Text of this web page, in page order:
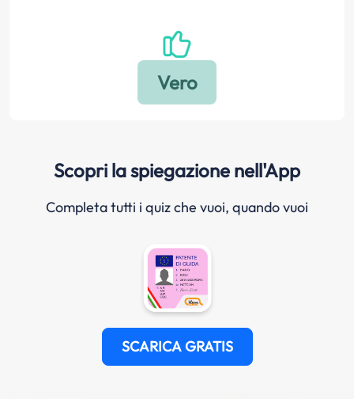
Scopri la spiegazione nell'App
Completa tutti i quiz che vuoi, quando vuoi
SCARICA GRATIS